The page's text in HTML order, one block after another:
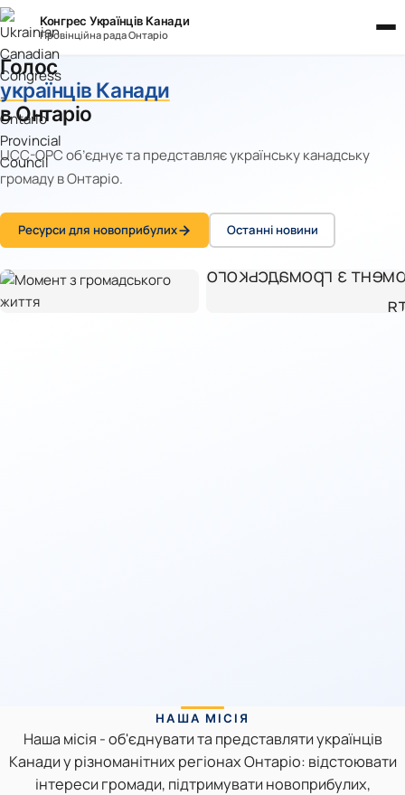
Конгрес Українців Канади
Провінційна рада Онтаріо
Голос
українців Канади
в Онтаріо
UCC-OPC об’єднує та представляє українську канадську
громаду в Онтаріо.
Ресурси для новоприбулих Останні новини
НАША МІСІЯ
Наша місія - об'єднувати та представляти українців
Канади у різноманітних регіонах Онтаріо: відстоювати
інтереси громади, підтримувати новоприбулих,